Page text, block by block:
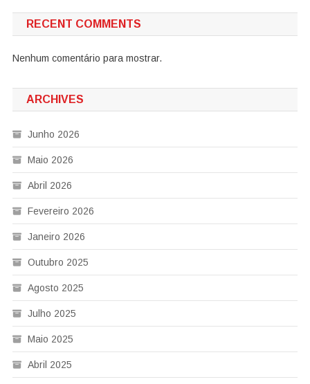
RECENT COMMENTS
Nenhum comentário para mostrar.
ARCHIVES
Junho 2026
Maio 2026
Abril 2026
Fevereiro 2026
Janeiro 2026
Outubro 2025
Agosto 2025
Julho 2025
Maio 2025
Abril 2025